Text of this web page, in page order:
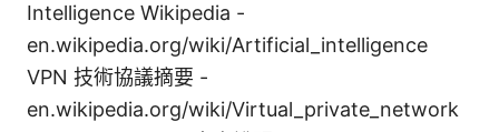
Intelligence Wikipedia -
en.wikipedia.org/wiki/Artificial_intelligence
VPN 技術協議摘要 -
en.wikipedia.org/wiki/Virtual_private_network